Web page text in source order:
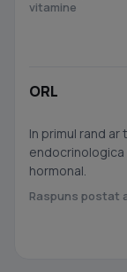
vitamine
ORL
In primul rand
hormonal.
Raspuns postat